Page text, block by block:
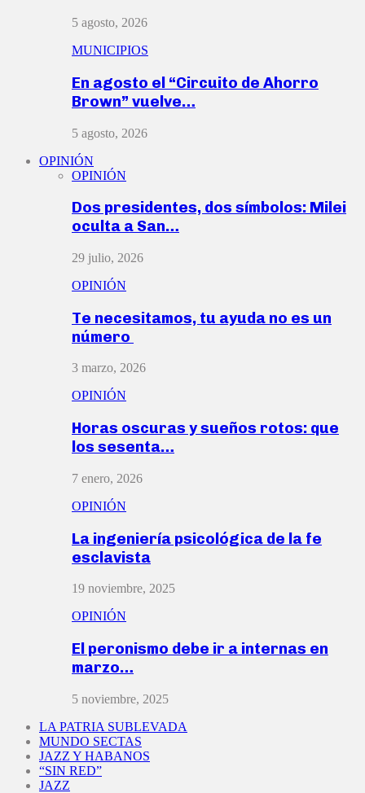
5 agosto, 2026
MUNICIPIOS
En agosto el “Circuito de Ahorro
Brown” vuelve…
5 agosto, 2026
OPINIÓN
OPINIÓN
Dos presidentes, dos símbolos: Milei
oculta a San…
29 julio, 2026
OPINIÓN
Te necesitamos, tu ayuda no es un
número
3 marzo, 2026
OPINIÓN
Horas oscuras y sueños rotos: que
los sesenta…
7 enero, 2026
OPINIÓN
La ingeniería psicológica de la fe
esclavista
19 noviembre, 2025
OPINIÓN
El peronismo debe ir a internas en
marzo…
5 noviembre, 2025
LA PATRIA SUBLEVADA
MUNDO SECTAS
JAZZ Y HABANOS
“SIN RED”
JAZZ